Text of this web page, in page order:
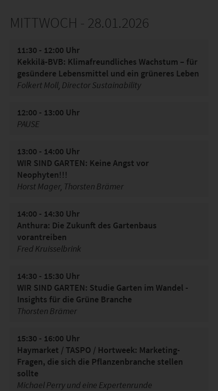
MITTWOCH - 28.01.2026
11:30 - 12:00 Uhr
Kekkilä-BVB: Klimafreundliches Wachstum – für
gesündere Lebensmittel und ein grüneres Leben
Folkert Moll, Director Sustainability
12:00 - 13:00 Uhr
PAUSE
13:00 - 14:00 Uhr
WIR SIND GARTEN: Keine Angst vor
Neophyten!!!
Horst Mager, Thorsten Brämer
14:00 - 14:30 Uhr
Anthura: Die Zukunft des Gartenbaus
vorantreiben
Fred Kruisselbrink
14:30 - 15:30 Uhr
WIR SIND GARTEN: Studie Garten im Wandel -
Insights für die Grüne Branche
Thorsten Brämer
15:30 - 16:00 Uhr
Haymarket / TASPO / Hortweek: Marketing-
Fragen, die sich die Pflanzenbranche stellen
sollte
Michael Perry und eine Expertenrunde